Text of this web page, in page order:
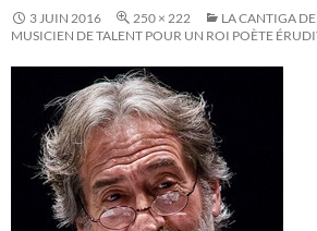
3 JUIN 2016 250 × 222
LA CANTIGA
MUSICIEN DE TALENT POUR UN ROI POÈTE